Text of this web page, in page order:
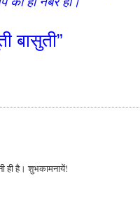
बासुती”
ही है। शुभकामनायें!